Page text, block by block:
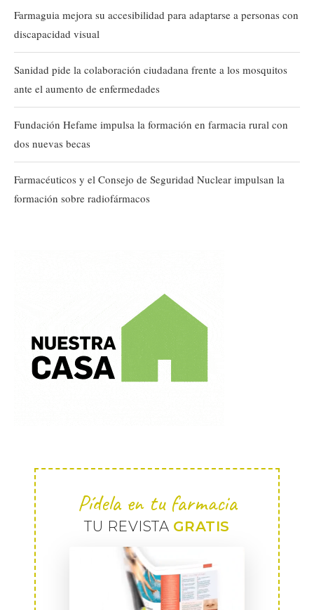
Farmaguia mejora su accesibilidad para adaptarse a personas con
discapacidad visual
Sanidad pide la colaboración ciudadana frente a los mosquitos
ante el aumento de enfermedades
Fundación Hefame impulsa la formación en farmacia rural con
dos nuevas becas
Farmacéuticos y el Consejo de Seguridad Nuclear impulsan la
formación sobre radiofármacos
Pídela en tu farmacia
TU REVISTA GRATIS